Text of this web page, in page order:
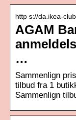
http s://da.ikea-
AGAM
…
Sammenlign
tilbud fra 1
Sammenlign